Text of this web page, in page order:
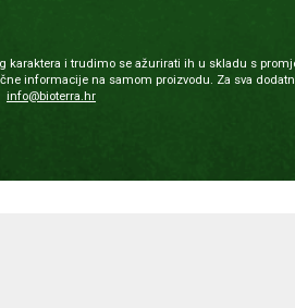
i trudimo se ažurirati ih u skladu s
informacije na samom proizvodu. Za sva
info@bioterra.hr